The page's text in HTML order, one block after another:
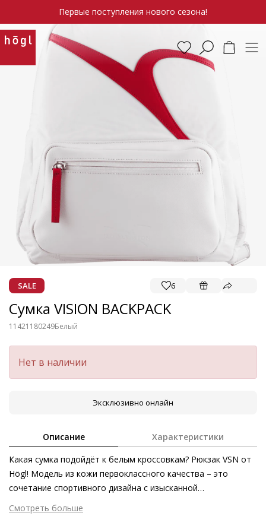
Первые поступления нового сезона!
SALE 6
Сумка VISION BACKPACK
11421180249Белый
Нет в наличии
Эксклюзивно онлайн
Описание Характеристики
Какая сумка подойдёт к белым кроссовкам? Рюкзак VSN от
Högl! Модель из кожи первоклассного качества – это
сочетание спортивного дизайна с изысканной
элегантностью. Носите рюкзак привычным способом – на
спине – или небрежно накидывайте на плечо – модель
Смотреть больше